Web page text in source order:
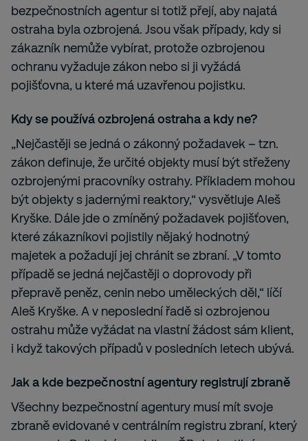
bezpečnostních agentur si totiž přejí, aby najatá
ostraha byla ozbrojená. Jsou však případy, kdy si
zákazník nemůže vybírat, protože ozbrojenou
ochranu vyžaduje zákon nebo si ji vyžádá
pojišťovna, u které má uzavřenou pojistku.
Kdy se používá ozbrojená ostraha a kdy ne?
„Nejčastěji se jedná o zákonný požadavek – tzn.
zákon definuje, že určité objekty musí být střeženy
ozbrojenými pracovníky ostrahy. Příkladem mohou
být objekty s jadernými reaktory,“ vysvětluje Aleš
Kryške. Dále jde o zmíněný požadavek pojišťoven,
které zákazníkovi pojistily nějaký hodnotný
majetek a požadují jej chránit se zbraní. „V tomto
případě se jedná nejčastěji o doprovody při
přepravě peněz, cenin nebo uměleckých děl,“ líčí
Aleš Kryške. A v neposlední řadě si ozbrojenou
ostrahu může vyžádat na vlastní žádost sám klient,
i když takových případů v posledních letech ubývá.
Jak a kde bezpečnostní agentury registrují zbraně
Všechny bezpečnostní agentury musí mít svoje
zbraně evidované v centrálním registru zbraní, který